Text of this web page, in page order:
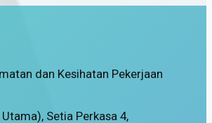
dan Kesihatan Pekerjaan
Setia Perkasa 4,